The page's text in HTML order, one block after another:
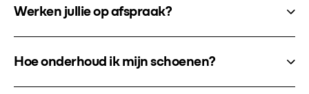
Werken jullie op afspraak?
Hoe onderhoud ik mijn schoenen?